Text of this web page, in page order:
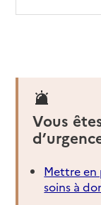
Vous
Mettre en
soins à